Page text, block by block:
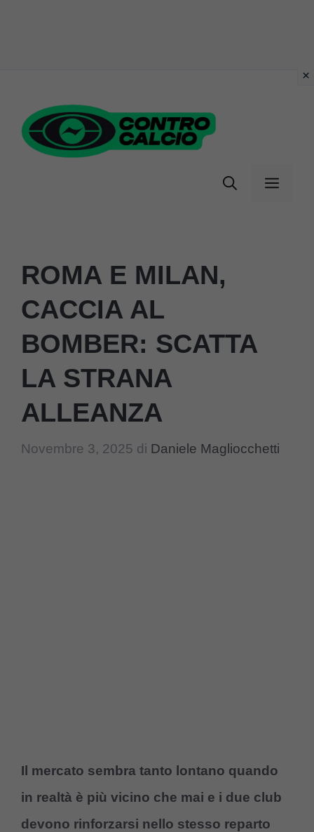
contenuto
Menu
ROMA E MILAN,
CACCIA AL
BOMBER: SCATTA
LA STRANA
ALLEANZA
Novembre 3, 2025 di Daniele Magliocchetti
Il mercato sembra tanto lontano quando
in realtà è più vicino che mai e i due club
devono rinforzarsi nello stesso reparto